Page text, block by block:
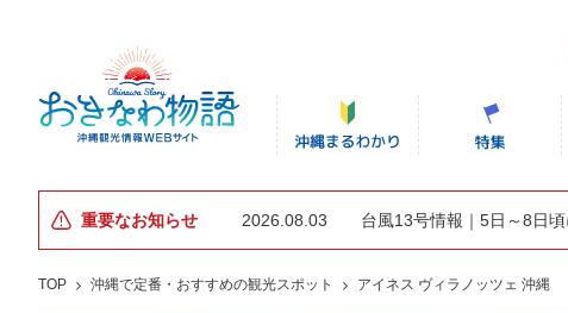
重要なお知らせ 2026.08.03 台風13号情報｜5日～8日
TOP 沖縄で定番・おすすめの観光スポット アイネス ヴィラノッツェ 沖縄